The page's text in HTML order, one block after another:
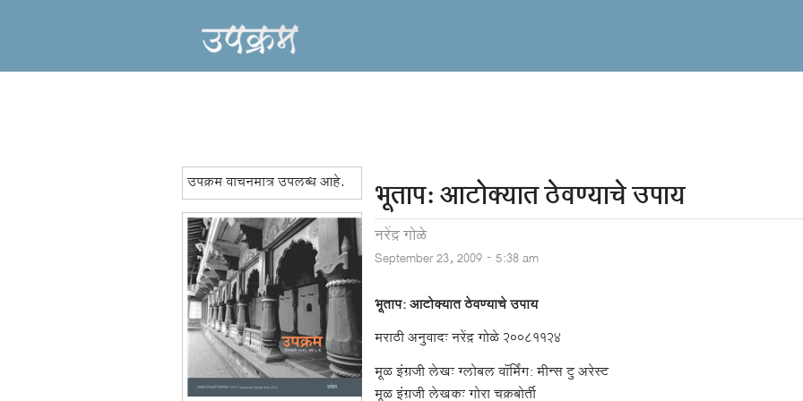
उपक्रम वाचनमात्र उपलब्ध आहे. भूताप: आटोक्यात ठेवण्याचे उपाय
नरेंद्र गोळे
September 23, 2009 - 5:38 am
भूताप: आटोक्यात ठेवण्याचे उपाय
मराठी अनुवादः नरेंद्र गोळे २००८११२४
मूळ इंग्रजी लेखः ग्लोबल वॉर्मिंग: मीन्स टु अरेस्ट
मूळ इंग्रजी लेखकः गोरा चक्रबोर्ती